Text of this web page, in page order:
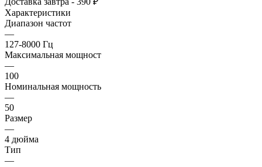
Характеристики
Диапазон частот
—
127-8000 Гц
Максимальная мощност
—
100
Номинальная мощность
—
50
Размер
—
4 дюйма
Тип
—